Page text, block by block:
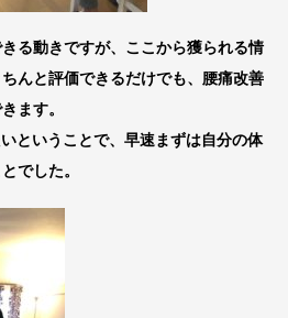
る動きですが、ここから獲られる情
んと評価できるだけでも、腰痛改善
ます。
ということで、早速まずは自分の体
でした。